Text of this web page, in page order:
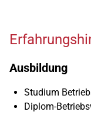
Ausbildung
Studium
Diplom-